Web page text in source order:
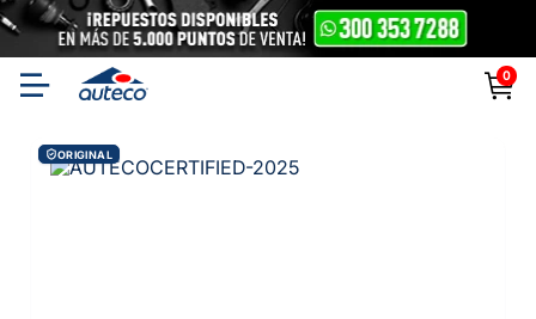
0
ORIGINAL